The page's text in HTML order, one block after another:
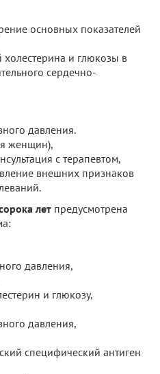
основных показателей
и глюкозы в
сердечно-
давления.
женщин),
с терапевтом,
внешних признаков
лет предусмотрена
давления,
и глюкозу,
давления,
специфический антиген